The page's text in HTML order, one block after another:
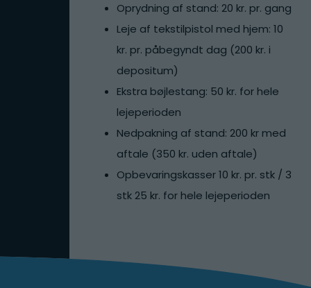
Oprydning af stand: 20 kr. pr. gang
Leje af tekstilpistol med hjem: 10
kr. pr. påbegyndt dag (200 kr. i
depositum)
Ekstra bøjlestang: 50 kr. for hele
lejeperioden
Nedpakning af stand: 200 kr med
aftale (350 kr. uden aftale)
Opbevaringskasser 10 kr. pr. stk / 3
stk 25 kr. for hele lejeperioden